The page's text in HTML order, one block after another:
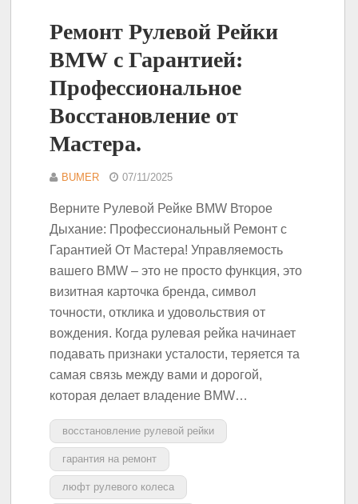
Ремонт Рулевой Рейки
BMW с Гарантией:
Профессиональное
Восстановление от
Мастера.
BUMER 07/11/2025
Верните Рулевой Рейке BMW Второе
Дыхание: Профессиональный Ремонт с
Гарантией От Мастера! Управляемость
вашего BMW – это не просто функция, это
визитная карточка бренда, символ
точности, отклика и удовольствия от
вождения. Когда рулевая рейка начинает
подавать признаки усталости, теряется та
самая связь между вами и дорогой,
которая делает владение BMW…
восстановление рулевой рейки
гарантия на ремонт
люфт рулевого колеса